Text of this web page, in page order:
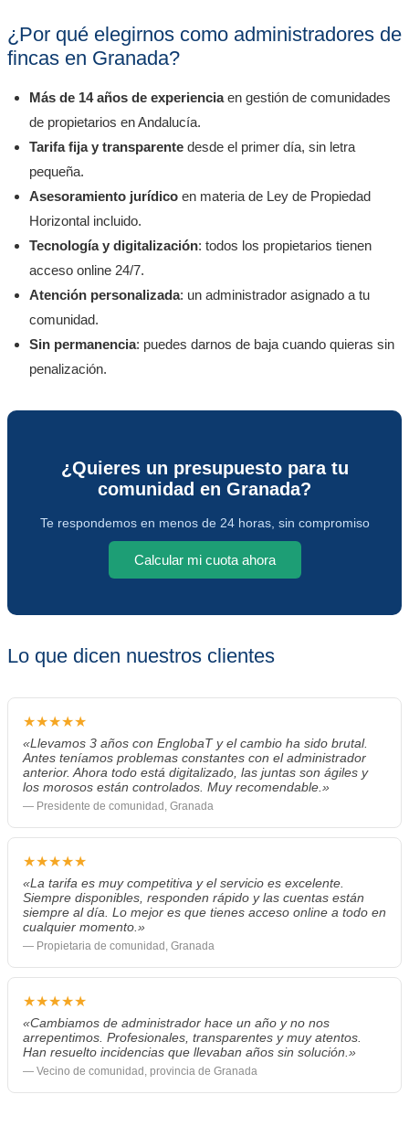
¿Por qué elegirnos como administradores de
fincas en Granada?
Más de 14 años de experienciaen gestión de comunidades
de propietarios en Andalucía.
Tarifa fija y transparente desde el primer día, sin letra
pequeña.
Asesoramiento jurídico en materia de Ley de Propiedad
Horizontal incluido.
Tecnología y digitalización: todos los propietarios tienen
acceso online 24/7.
Atención personalizada: un administrador asignado a tu
comunidad.
Sin permanencia: puedes darnos de baja cuando quieras sin
penalización.
¿Quieres un presupuesto para tu
comunidad en Granada?
Te respondemos en menos de 24 horas, sin compromiso
Calcular mi cuota ahora
Lo que dicen nuestros clientes
★★★★★
«Llevamos 3 años con EnglobaT y el cambio ha sido brutal.
Antes teníamos problemas constantes con el administrador
anterior. Ahora todo está digitalizado, las juntas son ágiles y
los morosos están controlados. Muy recomendable.»
— Presidente de comunidad, Granada
★★★★★
«La tarifa es muy competitiva y el servicio es excelente.
Siempre disponibles, responden rápido y las cuentas están
siempre al día. Lo mejor es que tienes acceso online a todo en
cualquier momento.»
— Propietaria de comunidad, Granada
★★★★★
«Cambiamos de administrador hace un año y no nos
arrepentimos. Profesionales, transparentes y muy atentos.
Han resuelto incidencias que llevaban años sin solución.»
— Vecino de comunidad, provincia de Granada